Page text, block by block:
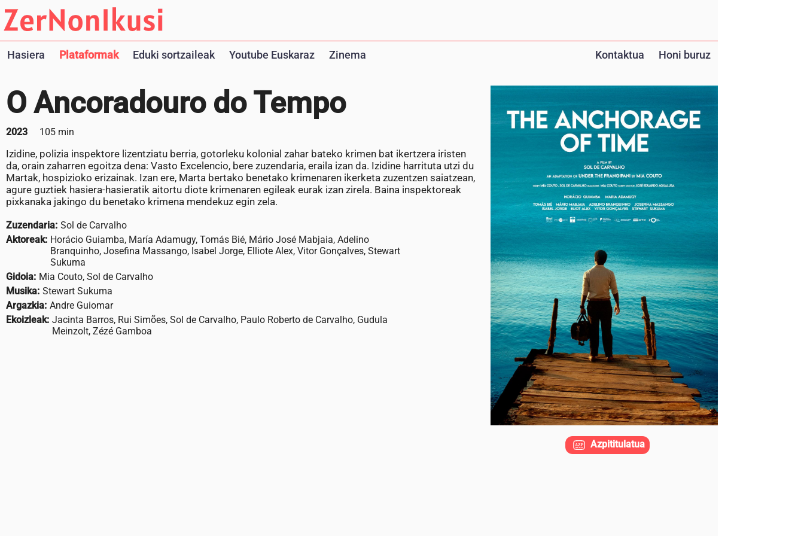
Hasiera Plataformak Eduki sortzaileak Youtube Euskaraz Zinema Kontaktua Honi buruz
O Ancoradouro do Tempo
2023 105 min
Izidine, polizia inspektore lizentziatu berria, gotorleku kolonial zahar bateko krimen bat ikertzera iristen
da, orain zaharren egoitza dena: Vasto Excelencio, bere zuzendaria, eraila izan da. Izidine harrituta utzi du
Martak, hospizioko erizainak. Izan ere, Marta bertako benetako krimenaren ikerketa zuzentzen saiatzean,
agure guztiek hasiera-hasieratik aitortu diote krimenaren egileak eurak izan zirela. Baina inspektoreak
pixkanaka jakingo du benetako krimena mendekuz egin zela.
Zuzendaria: Sol de Carvalho
Aktoreak: Horácio Guiamba, María Adamugy, Tomás Bié, Mário José Mabjaia, Adelino
Branquinho, Josefina Massango, Isabel Jorge, Elliote Alex, Vitor Gonçalves, Stewart
Sukuma
Gidoia: Mia Couto, Sol de Carvalho
Musika: Stewart Sukuma
Argazkia: Andre Guiomar
Ekoizleak: Jacinta Barros, Rui Simões, Sol de Carvalho, Paulo Roberto de Carvalho, Gudula
Meinzolt, Zézé Gamboa
Azpititulatua